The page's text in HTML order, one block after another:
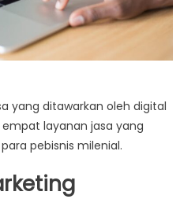
yang ditawarkan oleh digital
layanan jasa yang
pebisnis milenial.